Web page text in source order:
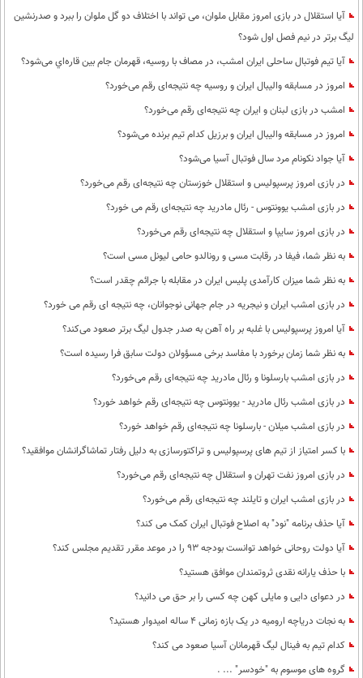
آیا استقلال در بازی امروز مقابل ملوان، می تواند با اختلاف دو گل ملوان را ببرد و صدرنشین
لیگ برتر در نیم فصل اول شود؟
آیا تیم فوتبال ساحلی ایران امشب، در مصاف با روسیه، قهرمان جام بین قاره‌اي می‌شود؟
امروز در مسابقه والیبال ایران و روسیه چه نتیجه‌ای رقم می‌خورد؟
امشب در بازی لبنان و ایران چه نتیجه‌ای رقم می‌خورد؟
امروز در مسابقه والیبال ایران و برزیل کدام تیم برنده می‌شود؟
آیا جواد نکونام مرد سال فوتبال آسیا می‌شود؟
در بازی امروز پرسپولیس و استقلال خوزستان چه نتیجه‌ای رقم می‌خورد؟
در بازی امشب یوونتوس - رئال مادرید چه نتیجه‌ای رقم می خورد؟
در بازی امروز سایپا و استقلال چه نتیجه‌ای رقم می‌خورد؟
به نظر شما، فیفا در رقابت مسی و رونالدو حامی لیونل مسی است؟
به نظر شما میزان کارآمدی پلیس ایران در مقابله با جرائم چقدر است؟
در بازی امشب ایران و نیجریه در جام جهانی نوجوانان، چه نتیجه ای رقم می خورد؟
آیا امروز پرسپولیس با غلبه بر راه آهن به صدر جدول لیگ برتر صعود می‌کند؟
به نظر شما زمان برخورد با مفاسد برخی مسؤولان دولت سابق فرا رسیده است؟
در بازی امشب بارسلونا و رئال مادرید چه نتیجه‌ای رقم می‌خورد؟
در بازی امشب رئال مادرید - یوونتوس چه نتیجه‌ای رقم خواهد خورد؟
در بازی امشب میلان - بارسلونا چه نتیجه‌ای رقم خواهد خورد؟
با کسر امتیاز از تیم های پرسپولیس و تراکتورسازی به دلیل رفتار تماشاگرانشان موافقید؟
در بازی امروز نفت تهران و استقلال چه نتیجه‌ای رقم می‌خورد؟
در بازی امشب ایران و تایلند چه نتیجه‌ای رقم می‌خورد؟
آیا حذف برنامه "نود" به اصلاح فوتبال ایران کمک می کند؟
آیا دولت روحانی خواهد توانست بودجه 93 را در موعد مقرر تقدیم مجلس کند؟
با حذف یارانه نقدی ثروتمندان موافق هستید؟
در دعوای دایی و مایلی کهن چه کسی را بر حق می دانید؟
به نجات دریاچه ارومیه در یک بازه زمانی 4 ساله امیدوار هستید؟
کدام تیم به فینال لیگ قهرمانان آسیا صعود می کند؟
گروه های موسوم به "خودسر" ... .